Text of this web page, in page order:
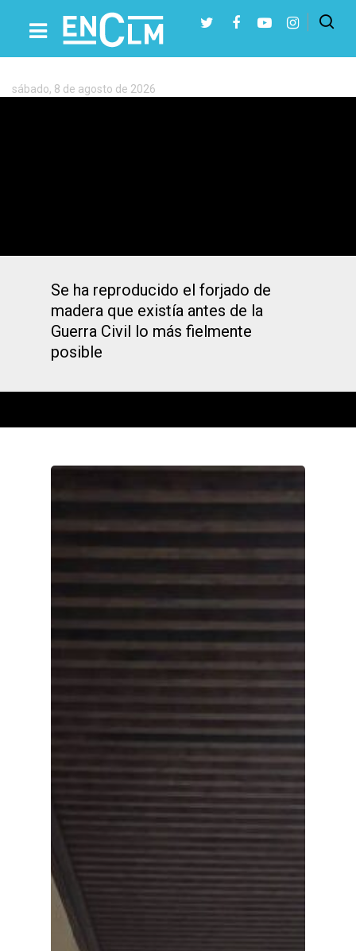
Etiqueta:
Palacio
del
Presiona Intro para buscar o ESC para cerrar
sábado, 8 de agosto de 2026
Se ha reproducido el forjado de
madera que existía antes de la
Guerra Civil lo más fielmente
posible